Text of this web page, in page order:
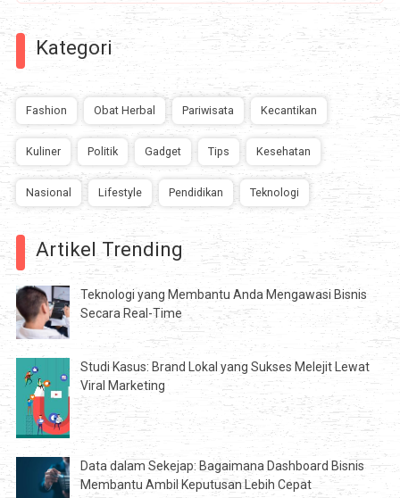
Kategori
Fashion Obat Herbal Pariwisata Kecantikan
Kuliner Politik Gadget Tips Kesehatan
Nasional Lifestyle Pendidikan Teknologi
Artikel Trending
Teknologi yang Membantu Anda Mengawasi Bisnis
Secara Real-Time
Studi Kasus: Brand Lokal yang Sukses Melejit Lewat
Viral Marketing
Data dalam Sekejap: Bagaimana Dashboard Bisnis
Membantu Ambil Keputusan Lebih Cepat